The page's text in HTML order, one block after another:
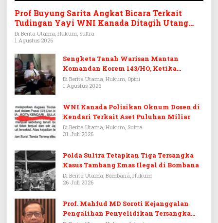
Prof Buyung Sarita Angkat Bicara Terkait
Tudingan Yayi WNI Kanada Ditagih Utang
Rp3,6 Miliar
Di Berita Utama, Hukum, Sultra
1 Agustus 2026
Sengketa Tanah Warisan Mantan
Komandan Korem 143/HO, Ketika
Warisan Menjadi Arena Pemerasan
Di Berita Utama, Hukum, Opini
1 Agustus 2026
WNI Kanada Polisikan Oknum Dosen di
Kendari Terkait Aset Puluhan Miliar
Di Berita Utama, Hukum, Sultra
31 Juli 2026
Polda Sultra Tetapkan Tiga Tersangka
Kasus Tambang Emas Ilegal di Bombana
Di Berita Utama, Bombana, Hukum
26 Juli 2026
Prof. Mahfud MD Soroti Kejanggalan
Pengalihan Penyelidikan Tersangka